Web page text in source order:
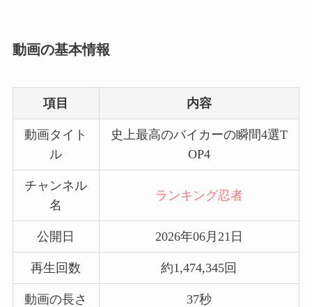
動画の基本情報
項目 内容
動画タイト
ル
史上最高のバイカーの瞬間4選T
OP4
チャンネル
名
ランキング忍者
公開日 2026年06月21日
再生回数 約1,474,345回
動画の長さ 37秒